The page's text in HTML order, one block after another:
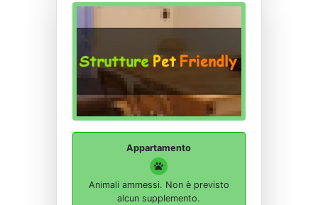
Appartamento
Animali ammessi. Non è previsto
alcun supplemento.